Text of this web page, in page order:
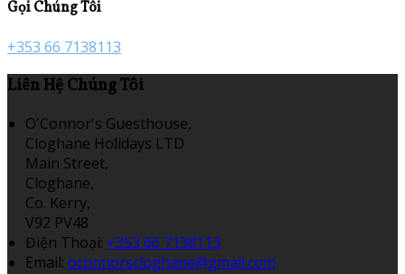
Gọi Chúng Tôi
+353 66 7138113
Liên Hệ Chúng Tôi
O'Connor's Guesthouse,
Cloghane Holidays LTD
Main Street,
Cloghane,
Co. Kerry,
V92 PV48
Điện Thoại: +353 66 7138113
Email: oconnorscloghane@gmail.com